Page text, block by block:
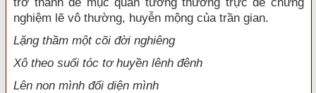
nghiệm lẽ vô thường, huyễn mộng của trần gian.
Lặng thầm một cõi đời nghiêng
Xô theo suối tóc tơ huyền lênh đênh
Lên non mình đối diện mình